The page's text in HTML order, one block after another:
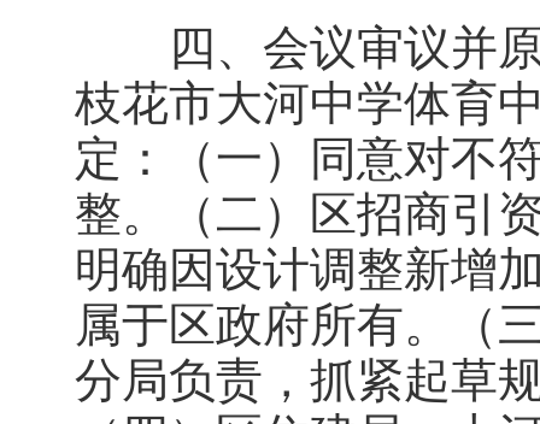
四、会议审议并原
枝花市大河中学体育
定：（一）同意对不
整。（二）区招商引
明确因设计调整新增
属于区政府所有。（
分局负责，抓紧起草